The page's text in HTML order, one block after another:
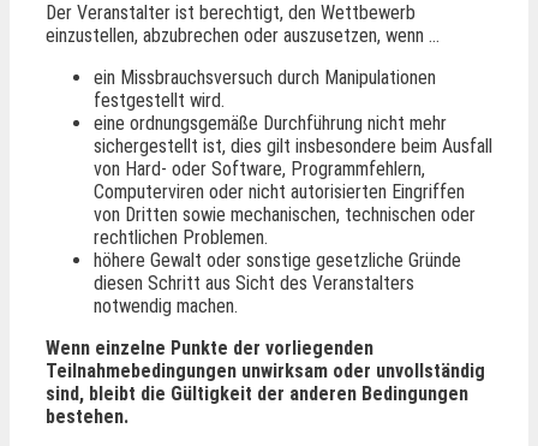
Der Veranstalter ist berechtigt, den Wettbewerb
einzustellen, abzubrechen oder auszusetzen, wenn …
ein Missbrauchsversuch durch Manipulationen
festgestellt wird.
eine ordnungsgemäße Durchführung nicht mehr
sichergestellt ist, dies gilt insbesondere beim Ausfall
von Hard- oder Software, Programmfehlern,
Computerviren oder nicht autorisierten Eingriffen
von Dritten sowie mechanischen, technischen oder
rechtlichen Problemen.
höhere Gewalt oder sonstige gesetzliche Gründe
diesen Schritt aus Sicht des Veranstalters
notwendig machen.
Wenn einzelne Punkte der vorliegenden
Teilnahmebedingungen unwirksam oder unvollständig
sind, bleibt die Gültigkeit der anderen Bedingungen
bestehen.